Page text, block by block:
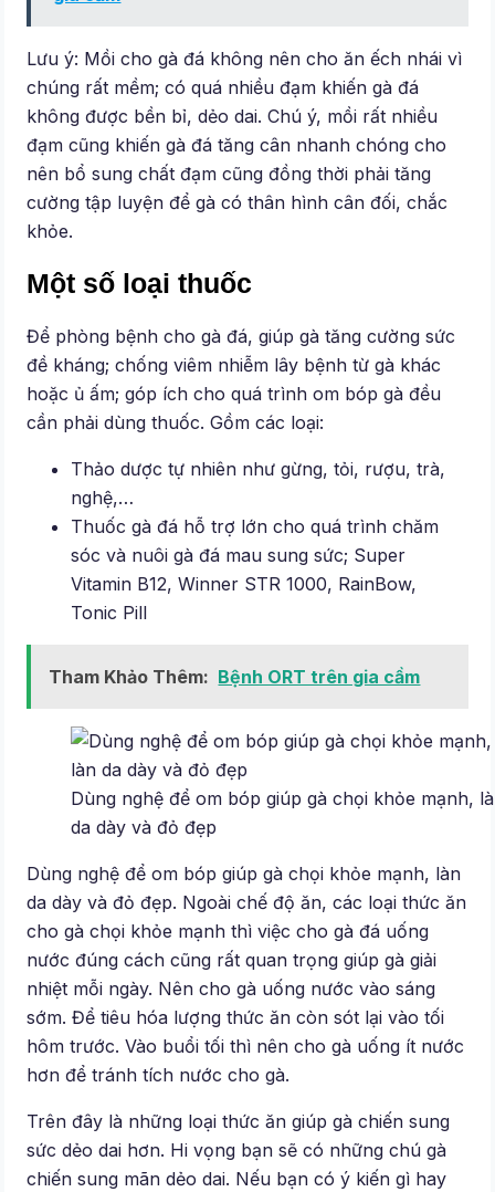
Lưu ý: Mồi cho gà đá không nên cho ăn ếch nhái vì
chúng rất mềm; có quá nhiều đạm khiến gà đá
không được bền bỉ, dẻo dai. Chú ý, mồi rất nhiều
đạm cũng khiến gà đá tăng cân nhanh chóng cho
nên bổ sung chất đạm cũng đồng thời phải tăng
cường tập luyện để gà có thân hình cân đối, chắc
khỏe.
Một số loại thuốc
Để phòng bệnh cho gà đá, giúp gà tăng cường sức
đề kháng; chống viêm nhiễm lây bệnh từ gà khác
hoặc ủ ấm; góp ích cho quá trình om bóp gà đều
cần phải dùng thuốc. Gồm các loại:
Thảo dược tự nhiên như gừng, tỏi, rượu, trà,
nghệ,…
Thuốc gà đá hỗ trợ lớn cho quá trình chăm
sóc và nuôi gà đá mau sung sức; Super
Vitamin B12, Winner STR 1000, RainBow,
Tonic Pill
Tham Khảo Thêm: Bệnh ORT trên gia cầm
Dùng nghệ để om bóp giúp gà chọi khỏe mạnh,
da dày và đỏ đẹp
Dùng nghệ để om bóp giúp gà chọi khỏe mạnh, làn
da dày và đỏ đẹp. Ngoài chế độ ăn, các loại thức ăn
cho gà chọi khỏe mạnh thì việc cho gà đá uống
nước đúng cách cũng rất quan trọng giúp gà giải
nhiệt mỗi ngày. Nên cho gà uống nước vào sáng
sớm. Để tiêu hóa lượng thức ăn còn sót lại vào tối
hôm trước. Vào buổi tối thì nên cho gà uống ít nước
hơn để tránh tích nước cho gà.
Trên đây là những loại thức ăn giúp gà chiến sung
sức dẻo dai hơn. Hi vọng bạn sẽ có những chú gà
chiến sung mãn dẻo dai. Nếu bạn có ý kiến gì hay